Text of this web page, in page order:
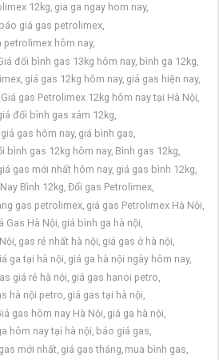
12kg, gia ga ngay hom nay,
giá gas petrolimex,
petrolimex hôm nay,
đổi bình gas 13kg hôm nay, bình ga 12kg,
giá gas 12kg hôm nay, giá gas hiện nay,
Giá gas Petrolimex 12kg hôm nay tại Hà Nội,
đổi bình gas xám 12kg,
giá gas hôm nay, giá bình gas,
bình gas 12kg hôm nay, Bình gas 12kg,
gas mới nhất hôm nay, giá gas bình 12kg,
Bình 12kg,Đổi gas Petrolimex,
gas petrolimex, giá gas Petrolimex Hà Nội,
Gas Hà Nội, giá bình ga hà nội,
gas rẻ nhất hà nội, giá gas ở hà nội,
ga tại hà nội, giá ga hà nội ngày hôm nay,
giá rẻ hà nội, giá gas hanoi petro,
hà nội petro, giá gas tại hà nội,
gas hôm nay Hà Nội, giá ga hà nội,
hôm nay tại hà nội, báo giá gas,
mới nhất, giá gas tháng, mua bình gas,